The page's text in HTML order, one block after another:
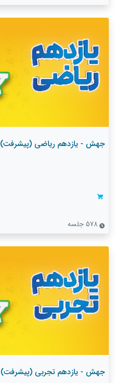
جهش - یازدهم ریاضی (پیشرفت)
جهش - یازدهم تجربی (پیشرفت)